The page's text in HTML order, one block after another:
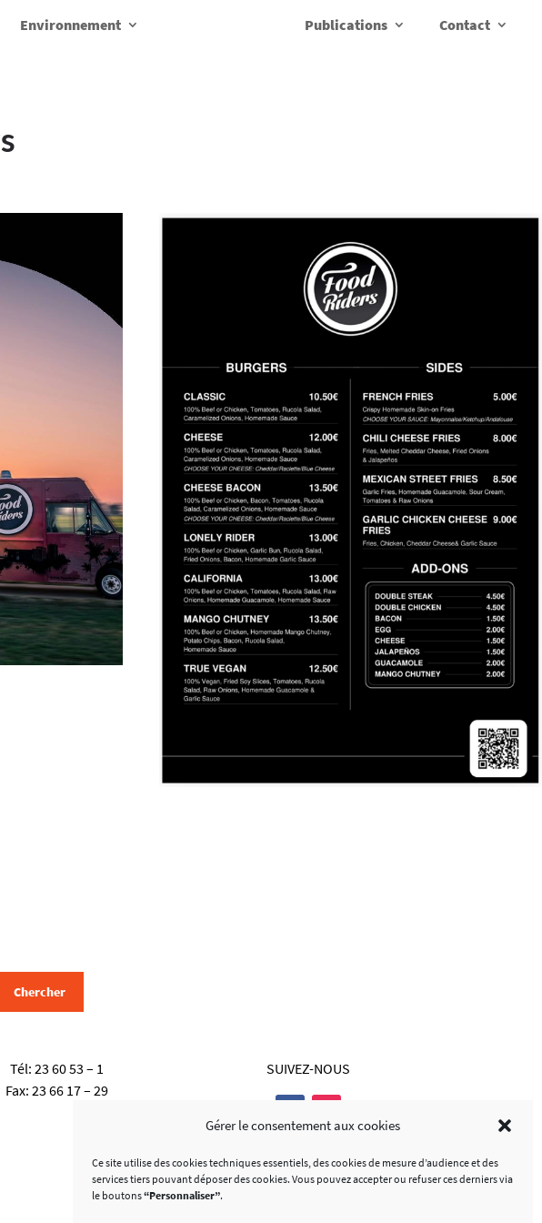
Gérer le consentement aux cookies
Ce site utilise des cookies techniques essentiels, des cookies de mesure d’audience et des
services tiers pouvant déposer des cookies. Vous pouvez accepter ou refuser ces derniers via
le boutons“Personnaliser”.
Environnement Publications Contact
Tél: 23 60 53 – 1
Fax: 23 66 17 – 29
SUIVEZ-NOUS